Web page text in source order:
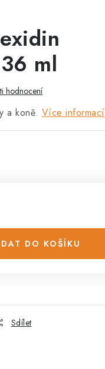
ml
hodnocení
a koně. Více informací
DO KOŠÍKU
Sdílet